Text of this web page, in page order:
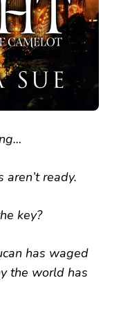
ready.
key?
has waged
the world has